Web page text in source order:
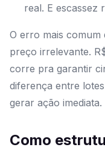
real. E escassez
O erro mais
preço irrelevante.
corre pra garantir
diferença entre
gerar ação imediata.
Como